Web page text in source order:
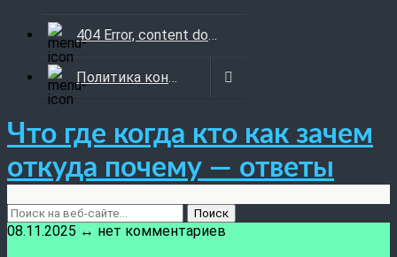
404 Error, content does not exist anymore
Политика конфиденциальности
Что где когда кто как зачем
откуда почему — ответы
08.11.2025 ↔ нет комментариев